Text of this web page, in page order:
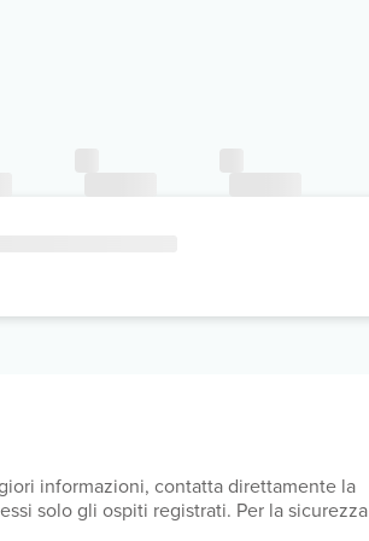
informazioni, contatta direttamente la
solo gli ospiti registrati. Per la sicurezza